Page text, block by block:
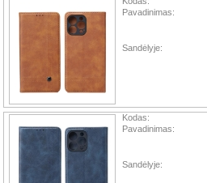
Pavadinimas:
Sandėlyje:
Kodas:
Pavadinimas:
Sandėlyje: